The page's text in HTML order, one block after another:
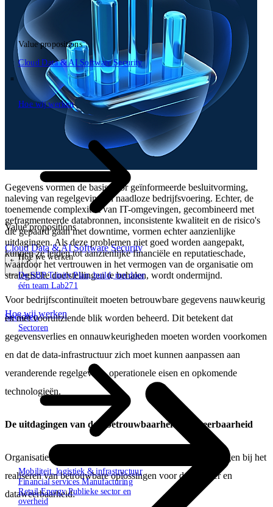
Value propositions
CloudData & AISoftwareSecurity
Hoe wij werken
Hoe wij werken
Hoe we werken
De SBP TrinityPlan, build, run door
één team Lab271
Sectoren
Sectoren
Mobiliteit, logistiek & infrastructuur
Financial servicesManufacturing
RetailEnergyPublieke sector en
overheid
NL
ENDE
Value propositions
CloudData & AISoftwareSecurity
\ \
Hoe wij werken
Gegevens vormen de basis voor geïnformeerde besluitvorming,
naleving van regelgeving en naadloze bedrijfsvoering. Echter, de
toenemende complexiteit van IT-omgevingen, gecombineerd met
gefragmenteerde databronnen, inconsistente kwaliteit en de risico's
die gepaard gaan met downtime, vormen echter aanzienlijke
uitdagingen. Als deze problemen niet goed worden aangepakt,
kunnen ze leiden tot aanzienlijke financiële en reputatieschade,
waardoor het vertrouwen in het vermogen van de organisatie om
strategische doelstellingen te behalen, wordt ondermijnd.
Voor bedrijfscontinuïteit moeten betrouwbare gegevens nauwkeurig
en met vooruitziende blik worden beheerd. Dit betekent dat
gegevensverlies en onnauwkeurigheden moeten worden voorkomen
en dat de data-infrastructuur zich moet kunnen aanpassen aan
veranderende regelgeving, operationele eisen en opkomende
technologieën.
De uitdagingen van databetrouwbaarheid en -weerbaarheid
Organisaties staan ​​voor verschillende belangrijke uitdagingen bij het
realiseren van betrouwbare oplossingen voor databeheer en
dataweerbaarheid: